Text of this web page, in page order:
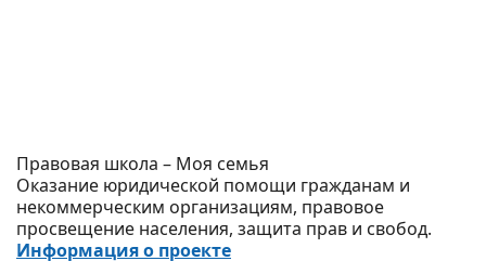
Правовая школа – Моя семья
Оказание юридической помощи гражданам и
некоммерческим организациям, правовое
просвещение населения, защита прав и свобод.
Информация о проекте